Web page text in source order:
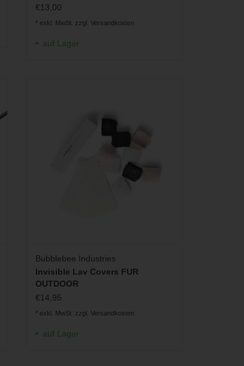
€13,00
* exkl. MwSt. zzgl. Versandkosten
auf Lager
Bubblebee Industries
Invisible Lav Covers FUR
OUTDOOR
€14,95
* exkl. MwSt. zzgl. Versandkosten
auf Lager